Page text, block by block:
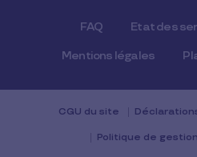
FAQ Etat des
Mentions légales
CGU du site
Politique de